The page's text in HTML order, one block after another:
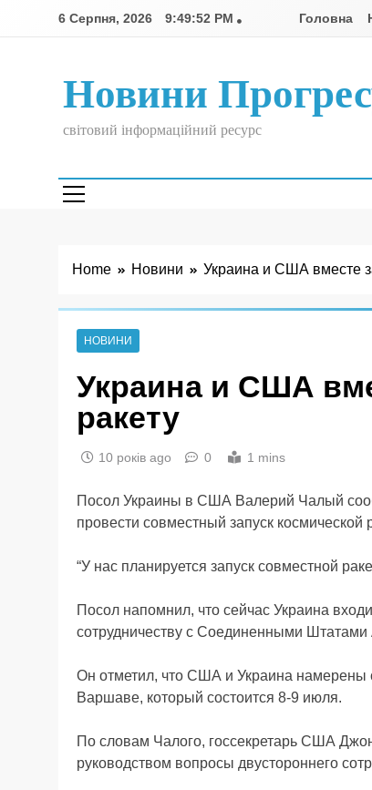
6 Серпня, 2026 9:49:53 PM Головна
Новини
світовий інформаційний ресурс
Home Новини Украина и США вместе
НОВИНИ
Украина и США
ракету
10 років ago 0 1 mins
Посол Украины в США Валерий Чалый
провести совместный запуск космической
“У нас планируется запуск совместной
Посол напомнил, что сейчас Украина
сотрудничеству с Соединенными Штатами
Он отметил, что США и Украина намерены
Варшаве, который состоится 8-9 июля.
По словам Чалого, госсекретарь США
руководством вопросы двустороннего